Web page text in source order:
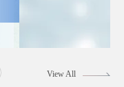
View All